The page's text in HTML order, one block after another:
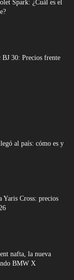
Spark: ¿Cuál es el
30: Precios frente
al país: cómo es y
Cross: precios
nafta, la nueva
BMW X